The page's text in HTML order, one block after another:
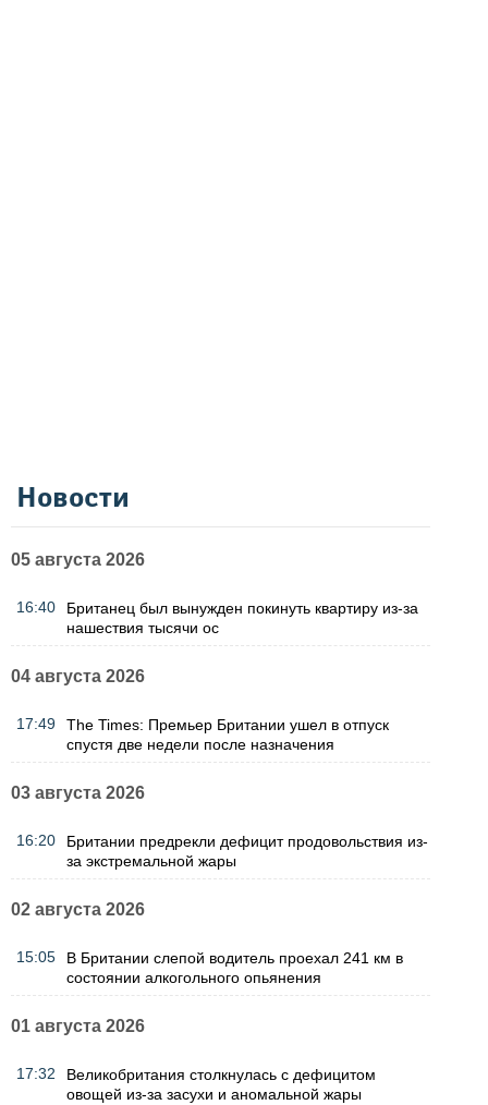
Новости
05 августа 2026
16:40
Британец был вынужден покинуть квартиру из-за
нашествия тысячи ос
04 августа 2026
17:49
The Times: Премьер Британии ушел в отпуск
спустя две недели после назначения
03 августа 2026
16:20
Британии предрекли дефицит продовольствия из-
за экстремальной жары
02 августа 2026
15:05
В Британии слепой водитель проехал 241 км в
состоянии алкогольного опьянения
01 августа 2026
17:32
Великобритания столкнулась с дефицитом
овощей из-за засухи и аномальной жары